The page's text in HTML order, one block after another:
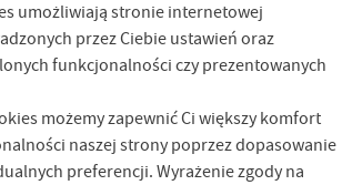
umożliwiają stronie internetowej
przez Ciebie ustawień oraz
funkcjonalności czy prezentowanych
możemy zapewnić Ci większy komfort
naszej strony poprzez dopasowanie
preferencji. Wyrażenie zgody na